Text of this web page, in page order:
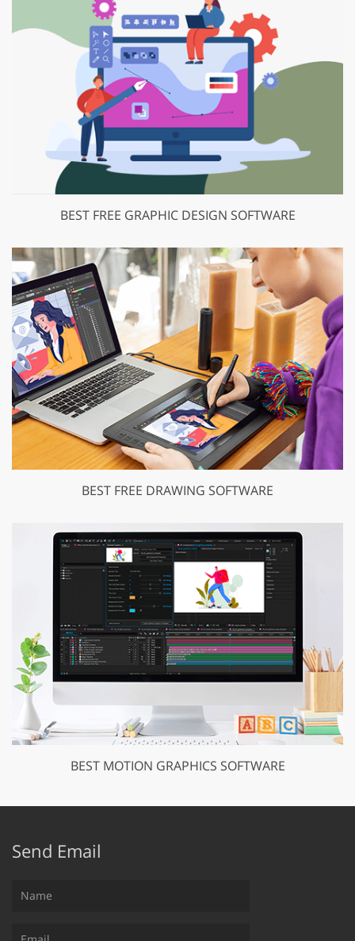
BEST FREE GRAPHIC DESIGN SOFTWARE
BEST FREE DRAWING SOFTWARE
BEST MOTION GRAPHICS SOFTWARE
Send Email